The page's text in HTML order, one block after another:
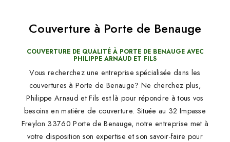
Couverture à Porte de Benauge
COUVERTURE DE QUALITÉ À PORTE DE BENAUGE AVEC
PHILIPPE ARNAUD ET FILS
Vous recherchez une entreprise spécialisée dans les
couvertures à Porte de Benauge? Ne cherchez plus,
Philippe Arnaud et Fils est là pour répondre à tous vos
besoins en matière de couverture. Située au 32 Impasse
Freylon 33760 Porte de Benauge, notre entreprise met à
votre disposition son expertise et son savoir-faire pour